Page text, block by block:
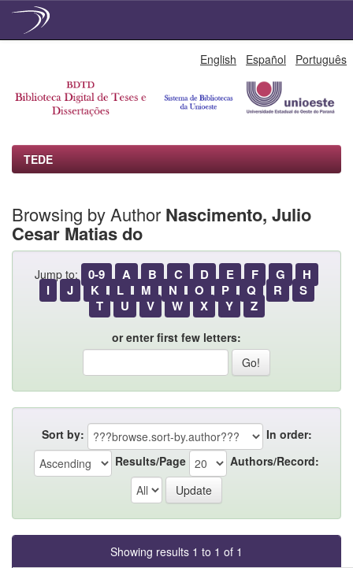
English Español Português
TEDE
Browsing by Author Nascimento, Julio
Cesar Matias do
Jump to: 0-9 A B C D E F G
H
I
J K L M N O P Q R
S
T
U V W X Y Z
or enter first few letters:
Sort by:
In order:
Results/Page
Authors/Record:
Showing results 1 to 1 of 1